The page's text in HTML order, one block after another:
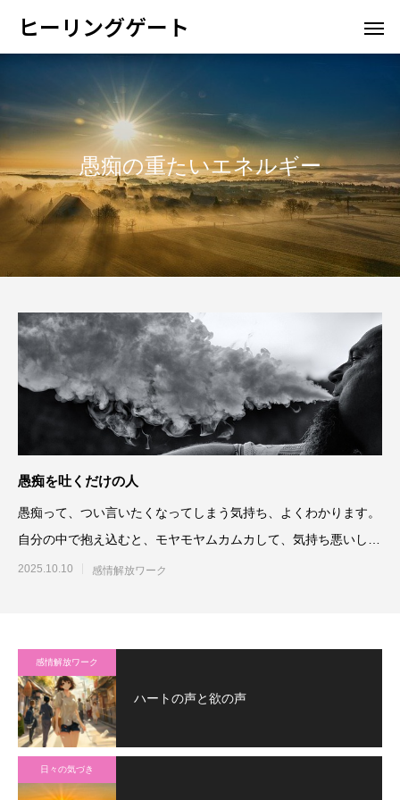
ヒーリングゲート
愚痴の重たいエネルギー
愚痴を吐くだけの人
愚痴って、つい言いたくなってしまう気持ち、よくわかります。
自分の中で抱え込むと、モヤモヤムカムカして、気持ち悪いし辛
いですよね。
2025.10.10 感情解放ワーク
感情解放ワーク
ハートの声と欲の声
日々の気づき